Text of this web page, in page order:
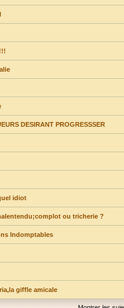
DESIRANT PROGRESSSER
idiot
ou tricherie ?
Indomptables
giffle amicale